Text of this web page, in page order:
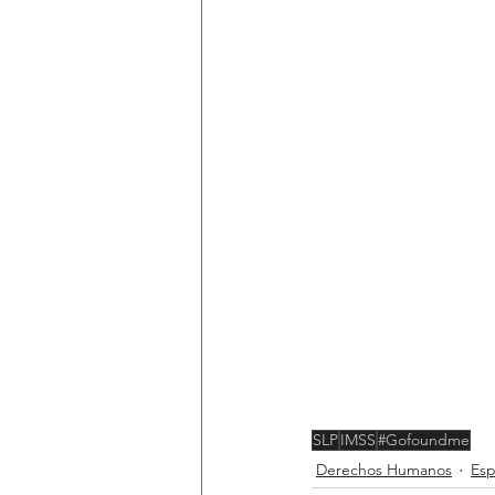
SLPIMSS#Gofoundme
Derechos Humanos